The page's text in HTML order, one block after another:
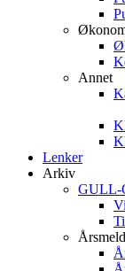
Annet
Lenker
Arkiv
GULL-